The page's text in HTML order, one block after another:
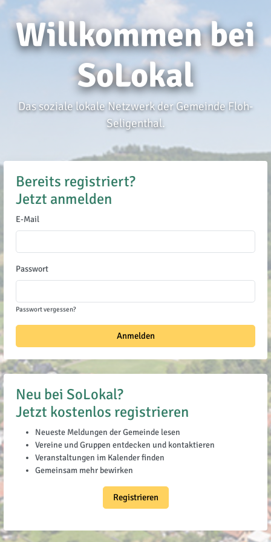
Willkommen bei
SoLokal
Das soziale lokale Netzwerk der Gemeinde Floh-
Seligenthal.
Bereits registriert?
Jetzt anmelden
E-Mail
Passwort
Passwort vergessen?
Anmelden
Neu bei SoLokal?
Jetzt kostenlos registrieren
Neueste Meldungen der Gemeinde lesen
Vereine und Gruppen entdecken und kontaktieren
Veranstaltungen im Kalender finden
Gemeinsam mehr bewirken
Registrieren